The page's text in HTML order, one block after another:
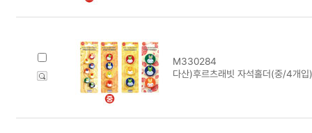
M330284
다산)후르츠래빗 자석홀더(중/4개